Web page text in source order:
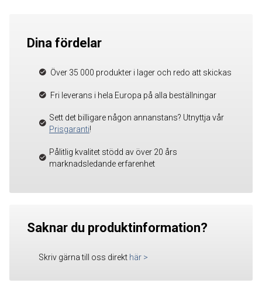
Dina fördelar
Över 35 000 produkter i lager och redo att skickas
Fri leverans i hela Europa på alla beställningar
Sett det billigare någon annanstans? Utnyttja vår
Prisgaranti!
Pålitlig kvalitet stödd av över 20 års
marknadsledande erfarenhet
Saknar du produktinformation?
Skriv gärna till oss direkt här >